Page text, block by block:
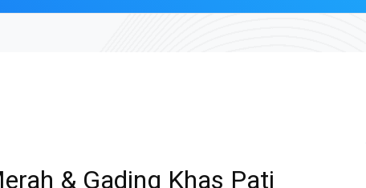
& Gading Khas Pati